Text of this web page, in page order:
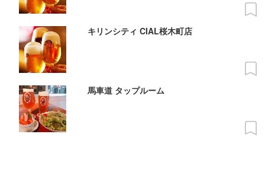
キリンシティ CIAL桜木町店
馬車道 タップルーム